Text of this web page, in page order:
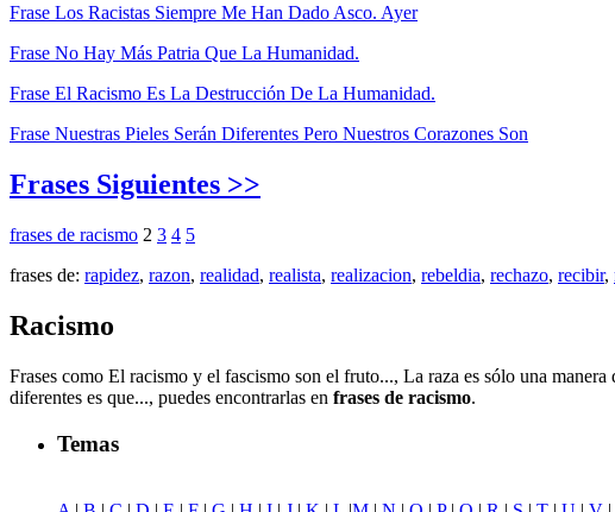
Frase Los Racistas Siempre Me Han Dado Asco. Ayer
Frase No Hay Más Patria Que La Humanidad.
Frase El Racismo Es La Destrucción De La Humanidad.
Frase Nuestras Pieles Serán Diferentes Pero Nuestros Corazones Son
Frases Siguientes >>
frases de racismo 2 3 4 5
frases de: rapidez, razon, realidad, realista, realizacion, rebeldia, rechazo, recibir,
Racismo
Frases como El racismo y el fascismo son el fruto..., La raza es sólo una
diferentes es que..., puedes encontrarlas en frases de racismo.
Temas